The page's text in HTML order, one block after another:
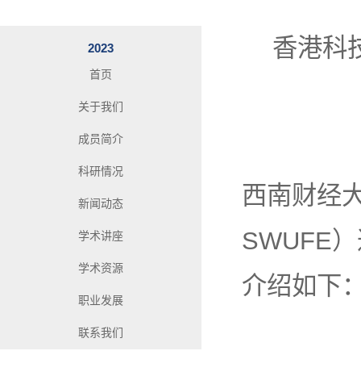
2023
首页
关于我们
成员简介
科研情况
新闻动态
学术讲座
学术资源
职业发展
联系我们
香港科
西南财经
SWUFE
介绍如下